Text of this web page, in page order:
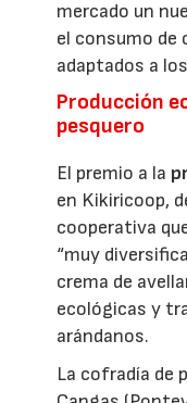
mercado un
el consumo de
adaptados a
Producción
pesquero
El premio a la
en Kikiricoop,
cooperativa
“muy
crema de
ecológicas y
arándanos.
La cofradía de